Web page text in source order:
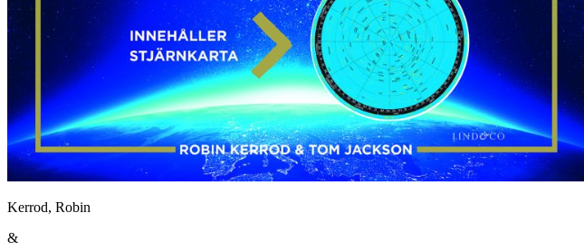
Kerrod, Robin
&